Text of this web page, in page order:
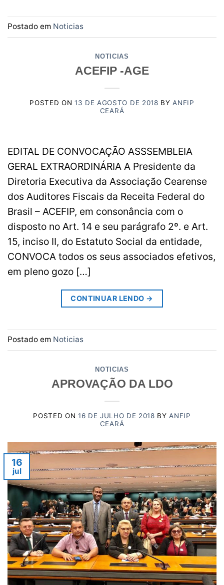
Postado em Noticias
NOTICIAS
ACEFIP -AGE
POSTED ON13 DE AGOSTO DE 2018 BYANFIP
CEARÁ
EDITAL DE CONVOCAÇÃO ASSSEMBLEIA
GERAL EXTRAORDINÁRIA A Presidente da
Diretoria Executiva da Associação Cearense
dos Auditores Fiscais da Receita Federal do
Brasil – ACEFIP, em consonância com o
disposto no Art. 14 e seu parágrafo 2º. e Art.
15, inciso II, do Estatuto Social da entidade,
CONVOCA todos os seus associados efetivos,
em pleno gozo […]
CONTINUAR LENDO →
Postado em Noticias
NOTICIAS
APROVAÇÃO DA LDO
POSTED ON 16 DE JULHO DE 2018 BYANFIP
CEARÁ
16
jul